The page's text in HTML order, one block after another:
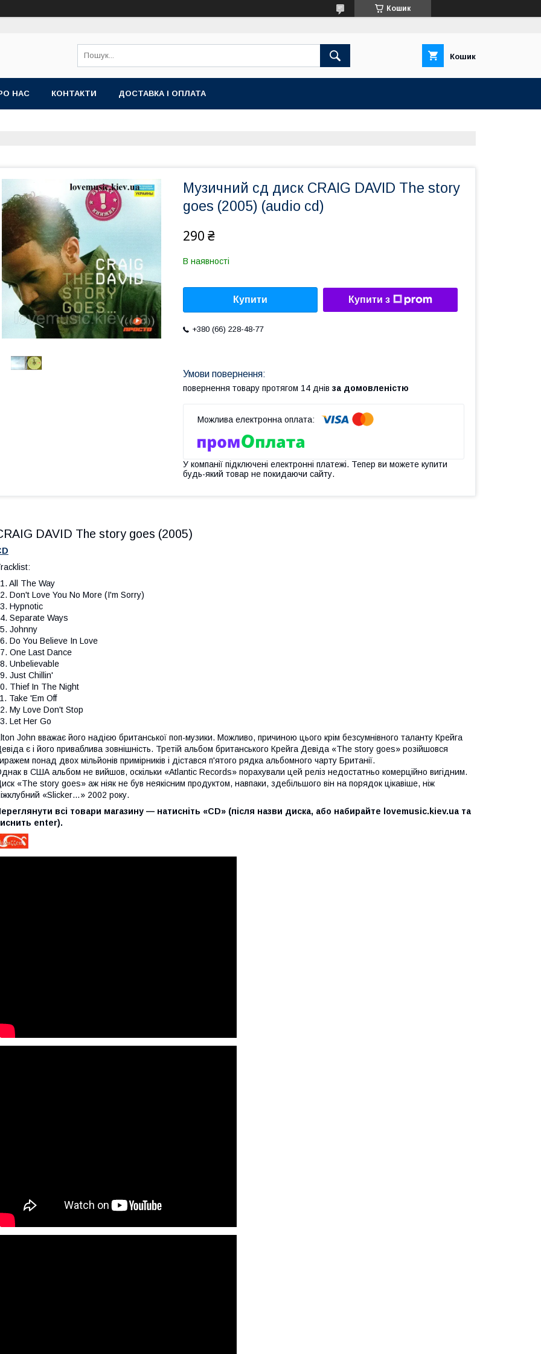
Кошик
Кошик
НАС КОНТАКТИ ДОСТАВКА І ОПЛАТА
Музичний сд диск CRAIG DAVID The story
goes (2005) (audio cd)
290 ₴
В наявності
Купити Купити з
+380 (66) 228-48-77
повернення товару протягом 14 днів за домовленістю
У компанії підключені електронні платежі. Тепер ви можете купити
будь-який товар не покидаючи сайту.
DAVID The story goes (2005)
All The Way
Don't Love You No More (I'm Sorry)
Hypnotic
Separate Ways
Johnny
Do You Believe In Love
One Last Dance
Unbelievable
Just Chillin'
Thief In The Night
Take 'Em Off
My Love Don't Stop
Let Her Go
John вважає його надією британської поп-музики. Можливо, причиною цього крім безсумнівного таланту Крейга
є і його приваблива зовнішність. Третій альбом британського Крейга Девіда «The story goes» розійшовся
понад двох мільйонів примірників і дістався п'ятого рядка альбомного чарту Британії.
в США альбом не вийшов, оскільки «Atlantic Records» порахували цей реліз недостатньо комерційно вигідним.
«The story goes» аж ніяк не був неякісним продуктом, навпаки, здебільшого він на порядок цікавіше, ніж
«Slicker…» 2002 року.
всі товари магазину — натисніть «CD» (після назви диска, або набирайте lovemusic.kiev.ua та
enter).